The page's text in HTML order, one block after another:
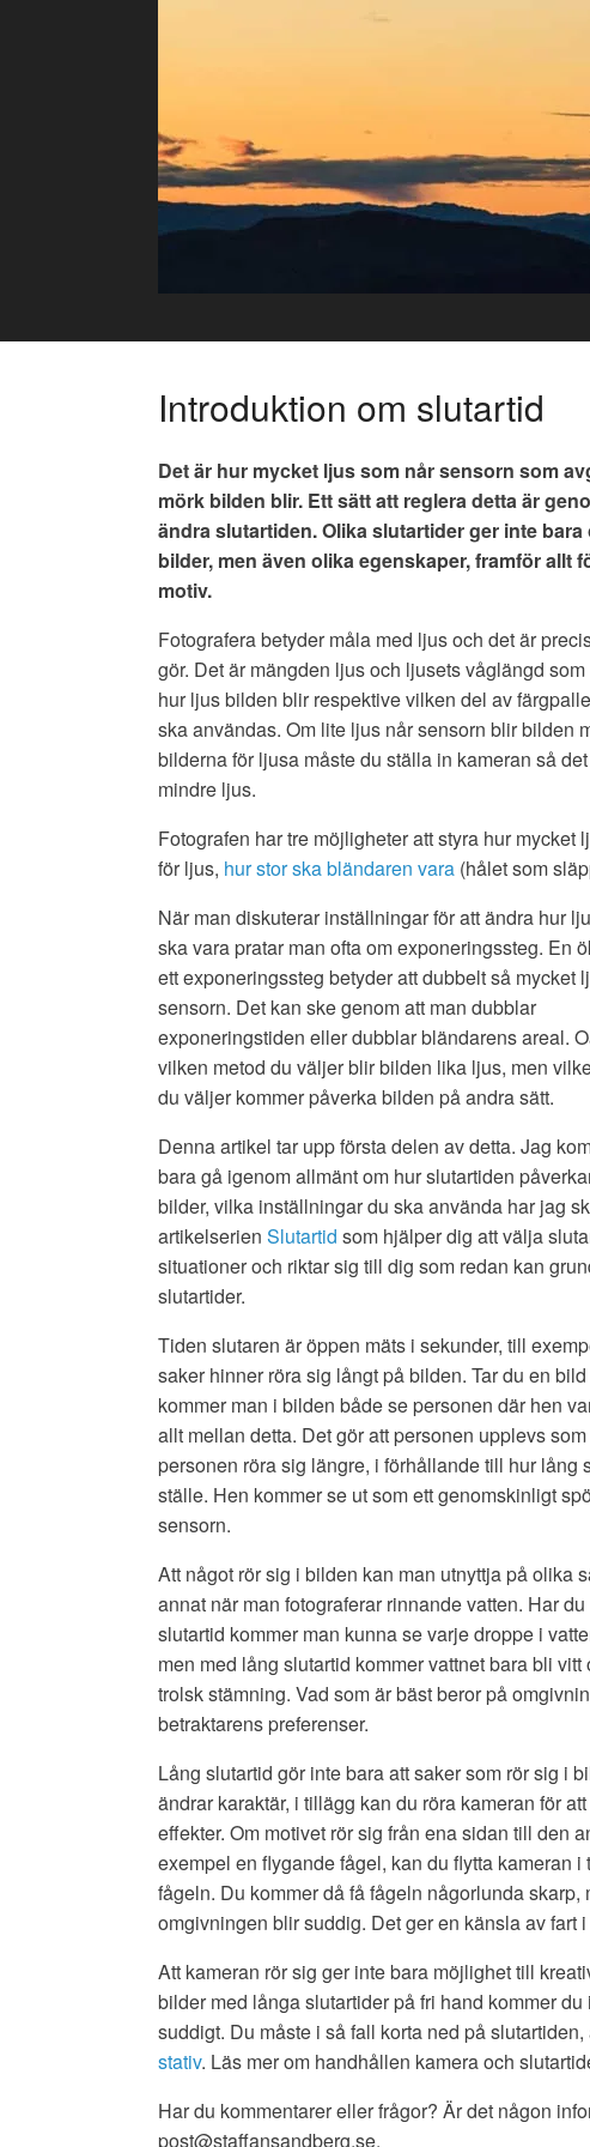
Introduktion om slutartid
Det är hur mycket ljus som når sensorn som
mörk bilden blir. Ett sätt att reglera detta är
ändra slutartiden. Olika slutartider ger inte bara
bilder, men även olika egenskaper, framför allt
motiv.
Fotografera betyder måla med ljus och det är
gör. Det är mängden ljus och ljusets våglängd
hur ljus bilden blir respektive vilken del av
ska användas. Om lite ljus når sensorn blir bilden
bilderna för ljusa måste du ställa in kameran så
mindre ljus.
Fotografen har tre möjligheter att styra hur
för ljus, hur stor ska bländaren vara (hålet som
När man diskuterar inställningar för att ändra hur
ska vara pratar man ofta om exponeringssteg. En
ett exponeringssteg betyder att dubbelt så mycket
sensorn. Det kan ske genom att man dubblar
exponeringstiden eller dubblar bländarens areal.
vilken metod du väljer blir bilden lika ljus, men
du väljer kommer påverka bilden på andra sätt.
Denna artikel tar upp första delen av detta. Jag
bara gå igenom allmänt om hur slutartiden
bilder, vilka inställningar du ska använda har jag
artikelserien Slutartid som hjälper dig att välja
situationer och riktar sig till dig som redan kan
slutartider.
Tiden slutaren är öppen mäts i sekunder, till
saker hinner röra sig långt på bilden. Tar du en
kommer man i bilden både se personen där hen
allt mellan detta. Det gör att personen upplevs
personen röra sig längre, i förhållande till hur lång
ställe. Hen kommer se ut som ett genomskinligt
sensorn.
Att något rör sig i bilden kan man utnyttja på olika
annat när man fotograferar rinnande vatten. Har du
slutartid kommer man kunna se varje droppe i
men med lång slutartid kommer vattnet bara bli vitt
trolsk stämning. Vad som är bäst beror på
betraktarens preferenser.
Lång slutartid gör inte bara att saker som rör sig i
ändrar karaktär, i tillägg kan du röra kameran för
effekter. Om motivet rör sig från ena sidan till den
exempel en flygande fågel, kan du flytta kameran i
fågeln. Du kommer då få fågeln någorlunda skarp,
omgivningen blir suddig. Det ger en känsla av fart
Att kameran rör sig ger inte bara möjlighet till
bilder med långa slutartider på fri hand kommer
suddigt. Du måste i så fall korta ned på
stativ. Läs mer om handhållen kamera och
Har du kommentarer eller frågor? Är det någon
post@staffansandberg.se.